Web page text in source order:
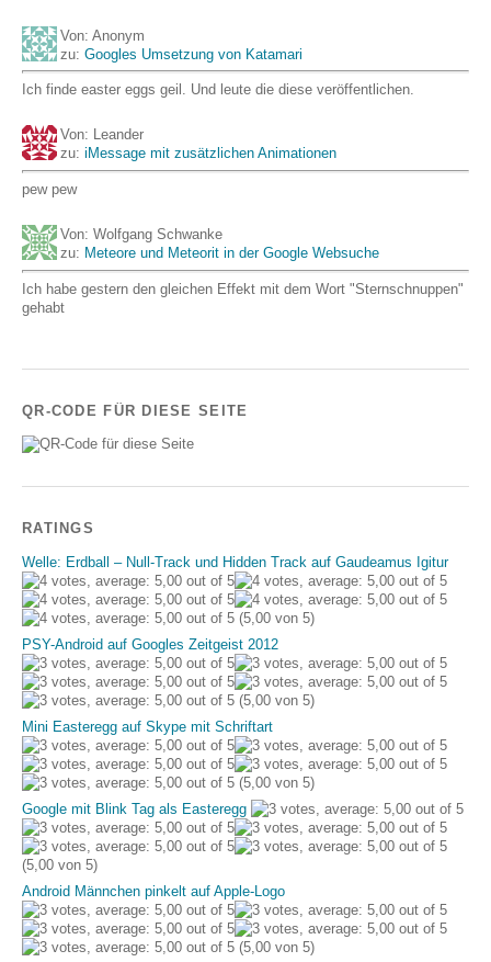
Von: Anonym
zu: Googles Umsetzung von Katamari
Ich finde easter eggs geil. Und leute die diese veröffentlichen.
Von: Leander
zu: iMessage mit zusätzlichen Animationen
pew pew
Von: Wolfgang Schwanke
zu: Meteore und Meteorit in der Google Websuche
Ich habe gestern den gleichen Effekt mit dem Wort "Sternschnuppen"
gehabt
QR-CODE FÜR DIESE SEITE
RATINGS
Welle: Erdball – Null-Track und Hidden Track auf Gaudeamus Igitur
(5,00 von 5)
PSY-Android auf Googles Zeitgeist 2012
(5,00 von 5)
Mini Easteregg auf Skype mit Schriftart
(5,00 von 5)
Google mit Blink Tag als Easteregg
(5,00 von 5)
Android Männchen pinkelt auf Apple-Logo
(5,00 von 5)